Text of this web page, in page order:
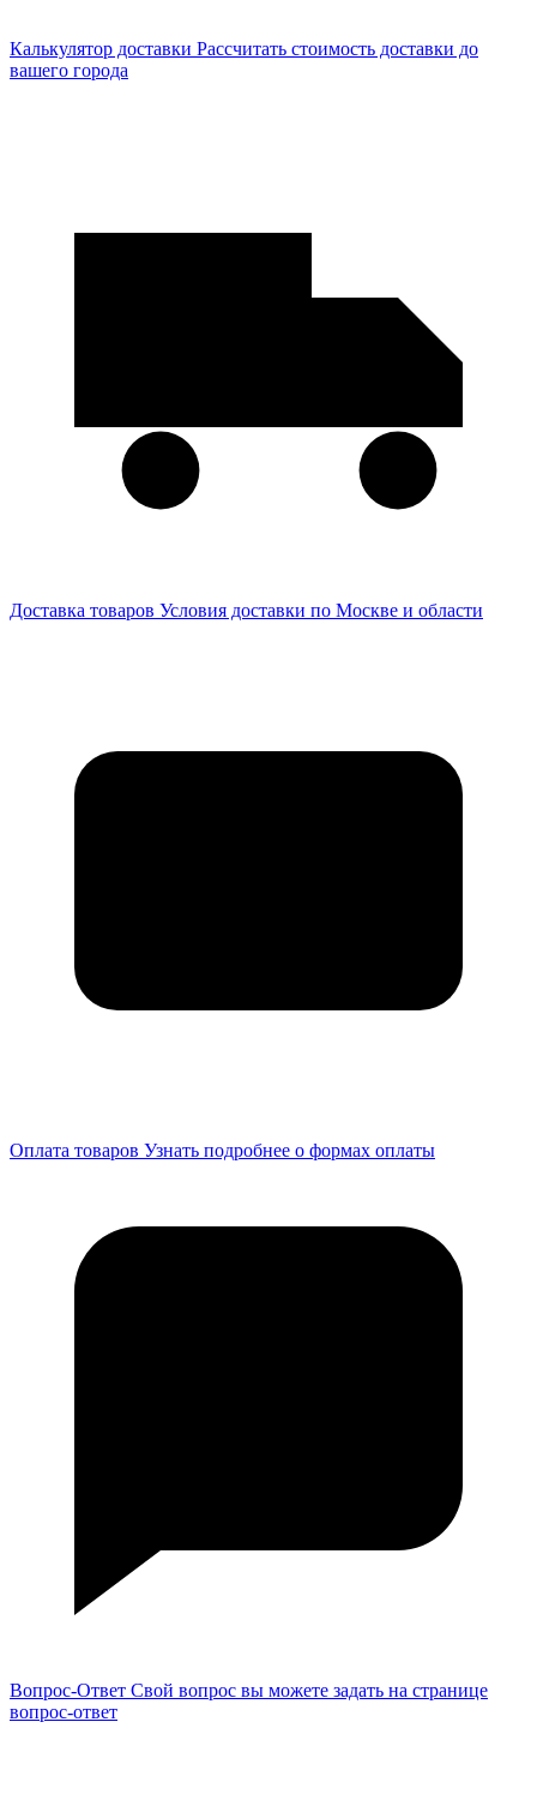
Калькулятор доставки Рассчитать стоимость доставки до
вашего города
Доставка товаров Условия доставки по Москве и области
Оплата товаров Узнать подробнее о формах оплаты
Вопрос-Ответ Свой вопрос вы можете задать на странице
вопрос-ответ